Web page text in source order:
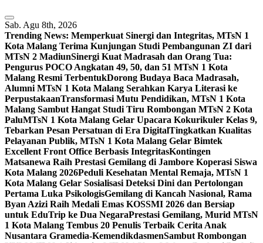
Sab. Agu 8th, 2026
Trending News: Memperkuat Sinergi dan Integritas, MTsN 1
Kota Malang Terima Kunjungan Studi Pembangunan ZI dari
MTsN 2 MadiunSinergi Kuat Madrasah dan Orang Tua:
Pengurus POCO Angkatan 49, 50, dan 51 MTsN 1 Kota
Malang Resmi TerbentukDorong Budaya Baca Madrasah,
Alumni MTsN 1 Kota Malang Serahkan Karya Literasi ke
PerpustakaanTransformasi Mutu Pendidikan, MTsN 1 Kota
Malang Sambut Hangat Studi Tiru Rombongan MTsN 2 Kota
PaluMTsN 1 Kota Malang Gelar Upacara Kokurikuler Kelas 9,
Tebarkan Pesan Persatuan di Era DigitalTingkatkan Kualitas
Pelayanan Publik, MTsN 1 Kota Malang Gelar Bimtek
Excellent Front Office Berbasis IntegritasKontingen
Matsanewa Raih Prestasi Gemilang di Jambore Koperasi Siswa
Kota Malang 2026Peduli Kesehatan Mental Remaja, MTsN 1
Kota Malang Gelar Sosialisasi Deteksi Dini dan Pertolongan
Pertama Luka PsikologisGemilang di Kancah Nasional, Rama
Byan Azizi Raih Medali Emas KOSSMI 2026 dan Bersiap
untuk EduTrip ke Dua NegaraPrestasi Gemilang, Murid MTsN
1 Kota Malang Tembus 20 Penulis Terbaik Cerita Anak
Nusantara Gramedia-KemendikdasmenSambut Rombongan